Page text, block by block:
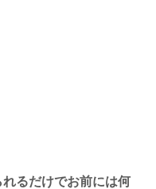
るだけでお前には何